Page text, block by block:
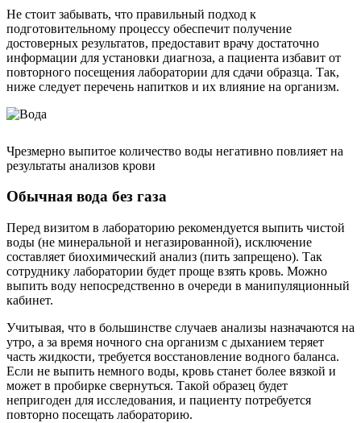
Не стоит забывать, что правильный подход к
подготовительному процессу обеспечит получение
достоверных результатов, предоставит врачу достаточно
информации для установки диагноза, а пациента избавит от
повторного посещения лаборатории для сдачи образца. Так,
ниже следует перечень напитков и их влияние на организм.
Чрезмерно выпитое количество воды негативно повлияет на
результаты анализов крови
Обычная вода без газа
Перед визитом в лабораторию рекомендуется выпить чистой
воды (не минеральной и негазированной), исключение
составляет биохимический анализ (пить запрещено). Так
сотруднику лаборатории будет проще взять кровь. Можно
выпить воду непосредственно в очереди в манипуляционный
кабинет.
Учитывая, что в большинстве случаев анализы назначаются на
утро, а за время ночного сна организм с дыханием теряет
часть жидкости, требуется восстановление водного баланса.
Если не выпить немного воды, кровь станет более вязкой и
может в пробирке свернуться. Такой образец будет
непригоден для исследования, и пациенту потребуется
повторно посещать лабораторию.